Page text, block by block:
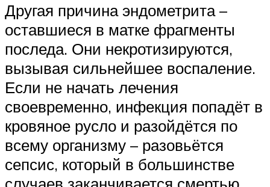
Другая причина эндометрита –
оставшиеся в матке фрагменты
последа. Они некротизируются,
вызывая сильнейшее воспаление.
Если не начать лечения
своевременно, инфекция попадёт в
кровяное русло и разойдётся по
всему организму – разовьётся
сепсис, который в большинстве